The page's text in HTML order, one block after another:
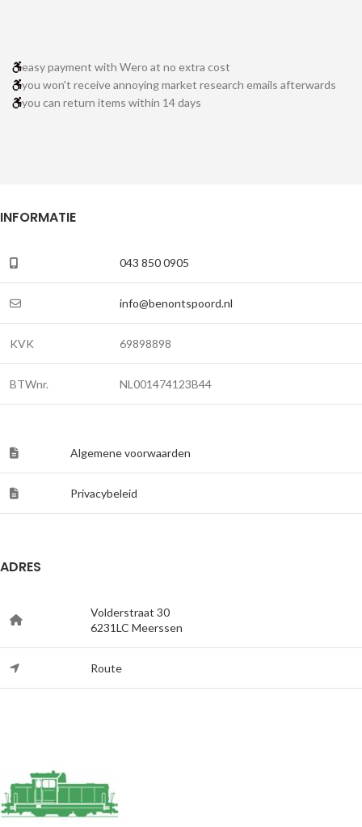
easy payment with Wero at no extra cost
you won't receive annoying market research emails afterwards
you can return items within 14 days
INFORMATIE
043 850 0905
info@benontspoord.nl
KVK 69898898
BTWnr. NL001474123B44
Algemene voorwaarden
Privacybeleid
ADRES
Volderstraat 30
6231LC Meerssen
Route